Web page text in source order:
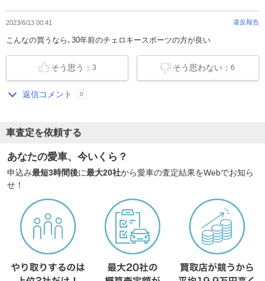
2023/6/13 00:41 違反報告
こんなの買うなら､30年前のチェロキースポーツの方が良い
そう思わない：6
そう思う： 3
返信コメント 0
車査定を依頼する
あなたの愛車、今いくら？
申込み最短3時間後に最大20社から愛車の査定結果をWebでお知ら
せ！